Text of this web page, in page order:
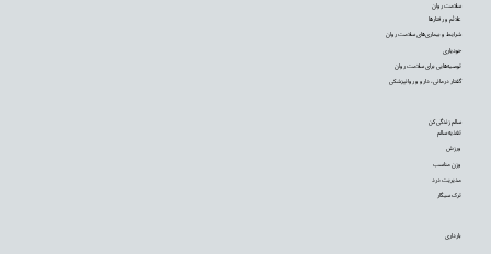
بارداری
سالم زندگی کن
تغذیه سالم
ورزش
وزن مناسب
مدیریت درد
ترک سیگار
سلامت روان
علائم و رفتارها
شرایط و بیماری‌های سلامت روان
خودیاری
توصیه‌‌هایی برای سلامت روان
گفتار درمانی، دارو و روانپزشکی